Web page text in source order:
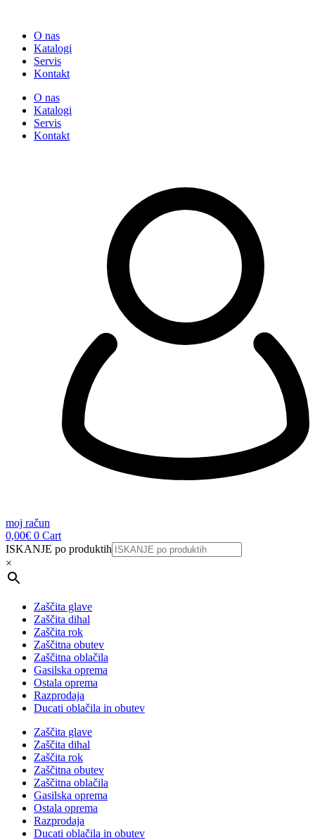
O nas
Katalogi
Servis
Kontakt
O nas
Katalogi
Servis
Kontakt
moj račun
0,00€ 0 Cart
ISKANJE po produktih
×
Zaščita glave
Zaščita dihal
Zaščita rok
Zaščitna obutev
Zaščitna oblačila
Gasilska oprema
Ostala oprema
Razprodaja
Ducati oblačila in obutev
Zaščita glave
Zaščita dihal
Zaščita rok
Zaščitna obutev
Zaščitna oblačila
Gasilska oprema
Ostala oprema
Razprodaja
Ducati oblačila in obutev